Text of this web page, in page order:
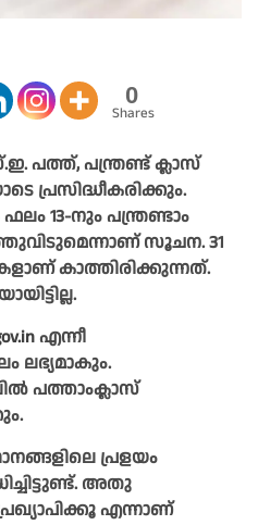
0
Shares
പത്ത്, പന്ത്രണ്ട് ക്ലാസ്
പ്രസിദ്ധീകരിക്കും.
13-നും പന്ത്രണ്ടാം
സൂചന. 31
കാത്തിരിക്കുന്നത്.
എന്നീ
ലഭ്യമാകും.
പത്താംക്ലാസ്
പ്രളയം
അതു
എന്നാണ്